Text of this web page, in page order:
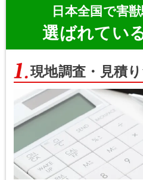
日本全国で害
選ばれてい
現地調査・見積